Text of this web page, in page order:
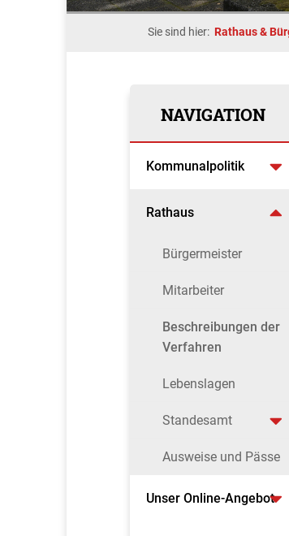
Sie sind hier: Rathaus &
NAVIGATION
Kommunalpolitik
Rathaus
Bürgermeister
Mitarbeiter
Beschreibungen der
Verfahren
Lebenslagen
Standesamt
Ausweise und Pässe
Unser Online-Angebot